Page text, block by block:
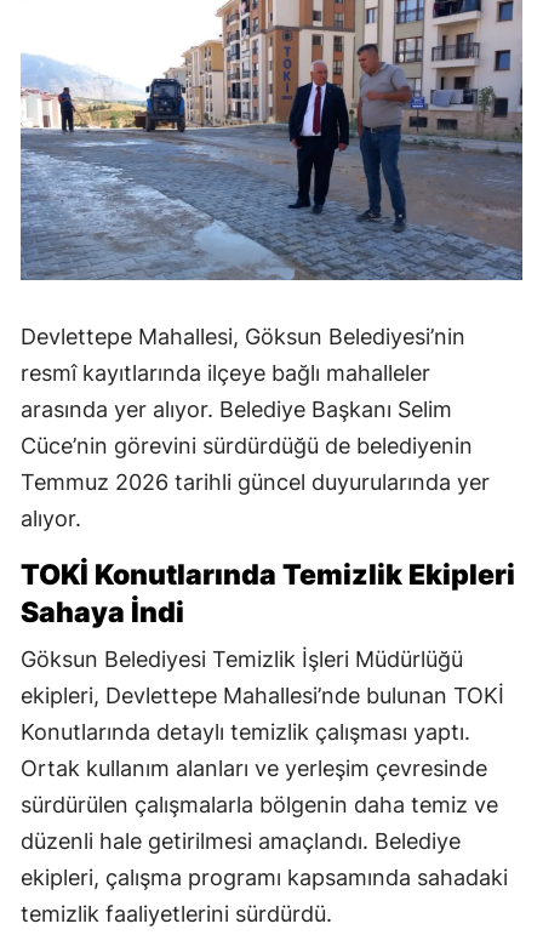
Devlettepe Mahallesi, Göksun Belediyesi’nin
resmî kayıtlarında ilçeye bağlı mahalleler
arasında yer alıyor. Belediye Başkanı Selim
Cüce’nin görevini sürdürdüğü de belediyenin
Temmuz 2026 tarihli güncel duyurularında yer
alıyor.
TOKİ Konutlarında Temizlik Ekipleri
Sahaya İndi
Göksun Belediyesi Temizlik İşleri Müdürlüğü
ekipleri, Devlettepe Mahallesi’nde bulunan TOKİ
Konutlarında detaylı temizlik çalışması yaptı.
Ortak kullanım alanları ve yerleşim çevresinde
sürdürülen çalışmalarla bölgenin daha temiz ve
düzenli hale getirilmesi amaçlandı. Belediye
ekipleri, çalışma programı kapsamında sahadaki
temizlik faaliyetlerini sürdürdü.